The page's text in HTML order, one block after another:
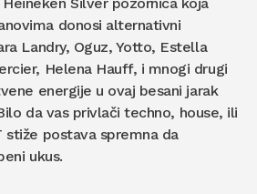
donosi alternativni
Landry, Oguz, Yotto, Estella
Helena Hauff, i mnogi drugi
energije u ovaj besani jarak
da vas privlači techno, house, ili
stiže postava spremna da
ukus.